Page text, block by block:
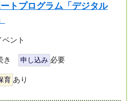
トプログラム「デジタル
ント
き 申し込み 必要
育 あり